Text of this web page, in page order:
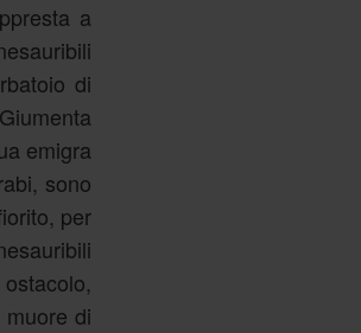
a
di
emigra
sono
per
di